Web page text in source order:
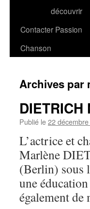
découvrir
Contacter Passion
Chanson
Archives par
DIETRICH
Publié le22
L’actrice et
Marlène
(Berlin) sous
une
également